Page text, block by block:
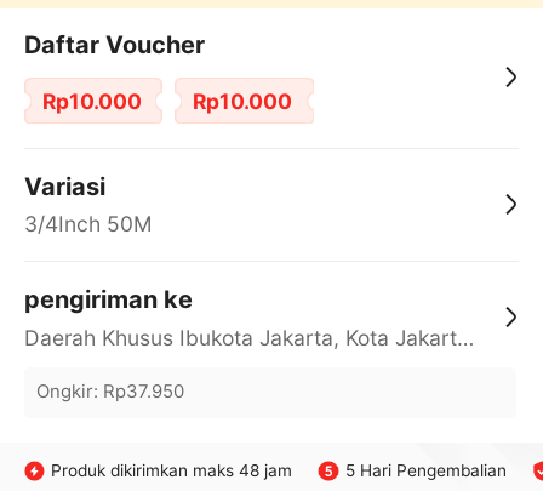
Daftar Voucher
Rp10.000 Rp10.000
Variasi
3/4Inch 50M
pengiriman ke
Daerah Khusus Ibukota Jakarta, Kota Jakarta Barat, Cengkareng, yy
Ongkir: Rp37.950
Produk dikirimkan maks 48 jam 5 Hari Pengembalian